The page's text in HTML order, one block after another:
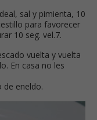
sal y pimienta, 10
para favorecer
10 seg. vel.7.
vuelta y vuelta
En casa no les
de eneldo.